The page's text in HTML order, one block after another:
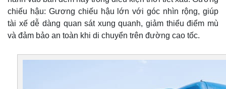
chiếu hậu: Gương chiếu hậu lớn với góc nhìn rộng, giúp
tài xế dễ dàng quan sát xung quanh, giảm thiểu điểm mù
và đảm bảo an toàn khi di chuyển trên đường cao tốc.